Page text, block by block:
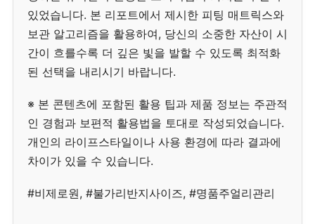
있었습니다. 본 리포트에서 제시한 피팅 매트릭스와
보관 알고리즘을 활용하여, 당신의 소중한 자산이 시
간이 흐를수록 더 깊은 빛을 발할 수 있도록 최적화
된 선택을 내리시기 바랍니다.
※ 본 콘텐츠에 포함된 활용 팁과 제품 정보는 주관적
인 경험과 보편적 활용법을 토대로 작성되었습니다.
개인의 라이프스타일이나 사용 환경에 따라 결과에
차이가 있을 수 있습니다.
#비제로원, #불가리반지사이즈, #명품주얼리관리